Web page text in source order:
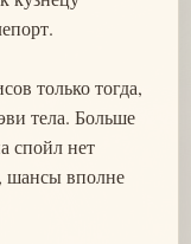
только тогда,
тела. Больше
спойл нет
вполне